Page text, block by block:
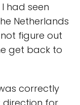
had seen
Netherlands
figure out
get back to
correctly